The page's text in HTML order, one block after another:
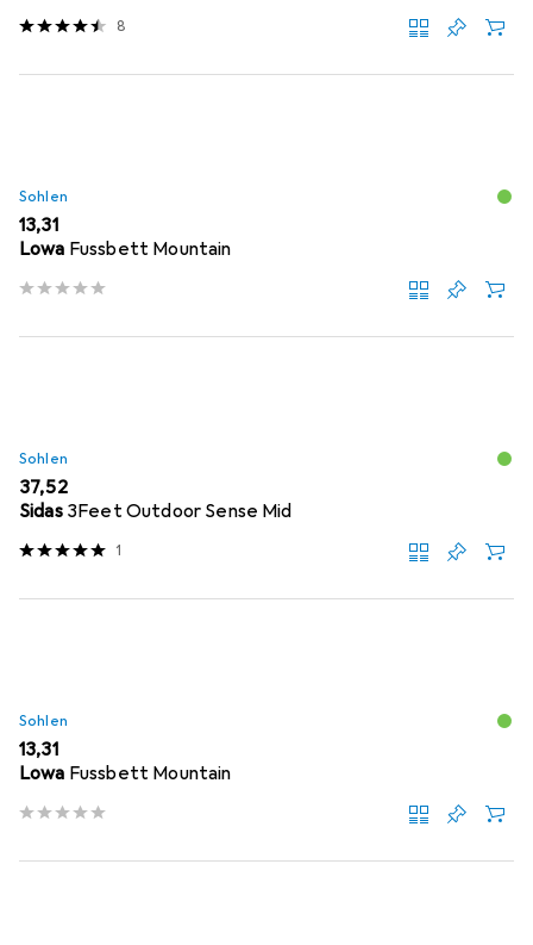
8
Sohlen
EUR
13,31
Lowa Fussbett Mountain
Sohlen
EUR
37,52
Sidas 3Feet Outdoor Sense Mid
1
Sohlen
EUR
13,31
Lowa Fussbett Mountain